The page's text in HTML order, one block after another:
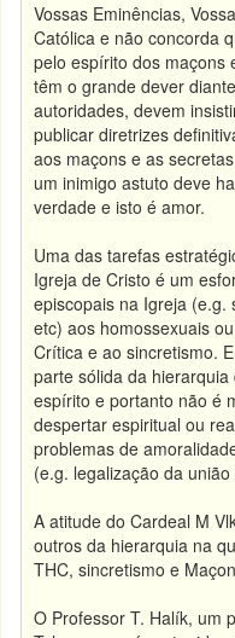
Vossas Eminências,
Católica e não concorda
pelo espírito dos maçons
têm o grande dever
autoridades, devem
publicar diretrizes
aos maçons e as
um inimigo astuto deve
verdade e isto é amor.
Uma das tarefas
Igreja de Cristo é um
episcopais na Igreja (e.g.
etc) aos homossexuais
Crítica e ao sincretismo.
parte sólida da
espírito e portanto não é
despertar espiritual ou
problemas de
(e.g. legalização da
A atitude do Cardeal M
outros da hierarquia na
THC, sincretismo e
O Professor T. Halík, um